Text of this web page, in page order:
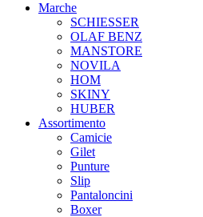
Marche
SCHIESSER
OLAF BENZ
MANSTORE
NOVILA
HOM
SKINY
HUBER
Assortimento
Camicie
Gilet
Punture
Slip
Pantaloncini
Boxer